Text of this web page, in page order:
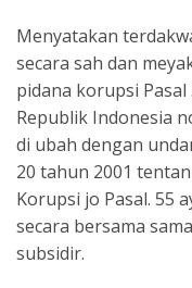
Menyatakan
secara sah dan
pidana korupsi Pasal
Republik Indonesia
di ubah dengan
20 tahun 2001
Korupsi jo Pasal. 55
secara bersama
subsidir.